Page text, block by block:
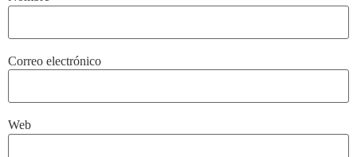
Correo electrónico
Web